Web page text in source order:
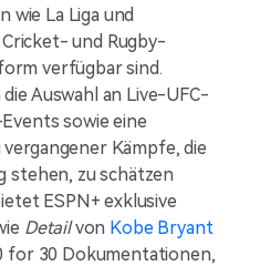
wie La Liga und
und Rugby-
verfügbar sind.
Auswahl an Live-UFC-
sowie eine
Kämpfe, die
stehen, zu schätzen
ESPN+ exklusive
Detailvon Kobe Bryant
for 30 Dokumentationen,